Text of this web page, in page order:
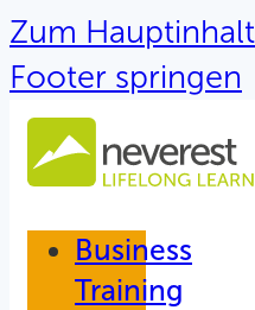
Zum
Footer springen
Business
Training